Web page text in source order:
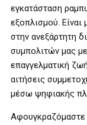
εγκατάσταση
εξοπλισμού.
στην ανεξάρτητη
συμπολιτών μας
επαγγελματική
αιτήσεις
μέσω ψηφιακής
Αφουγκραζόμαστε